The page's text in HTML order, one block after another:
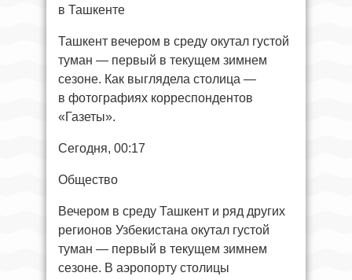
в Ташкенте
Ташкент вечером в среду окутал густой
туман — первый в текущем зимнем
сезоне. Как выглядела столица —
в фотографиях корреспондентов
«Газеты».
Сегодня, 00:17
Общество
Вечером в среду Ташкент и ряд других
регионов Узбекистана окутал густой
туман — первый в текущем зимнем
сезоне. В аэропорту столицы